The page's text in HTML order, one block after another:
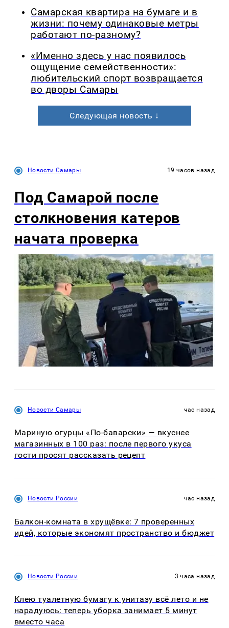
Самарская квартира на бумаге и в
жизни: почему одинаковые метры
работают по-разному?
«Именно здесь у нас появилось
ощущение семейственности»:
любительский спорт возвращается
во дворы Самары
Следующая новость ↓
Новости Самары 19 часов назад
Под Самарой после
столкновения катеров
начата проверка
Новости Самары час назад
Мариную огурцы «По-баварски» — вкуснее
магазинных в 100 раз: после первого укуса
гости просят рассказать рецепт
Новости России час назад
Балкон-комната в хрущёвке: 7 проверенных
идей, которые экономят пространство и бюджет
Новости России 3 часа назад
Клею туалетную бумагу к унитазу всё лето и не
нарадуюсь: теперь уборка занимает 5 минут
вместо часа